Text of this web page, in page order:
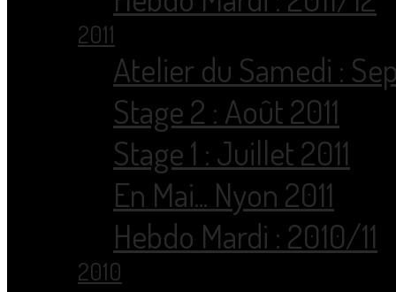
2011
Atelier du Samedi :
Stage 2 : Août 2011
Stage 1 : Juillet 2011
En Mai... Nyon 2011
Hebdo Mardi : 2010/11
2010